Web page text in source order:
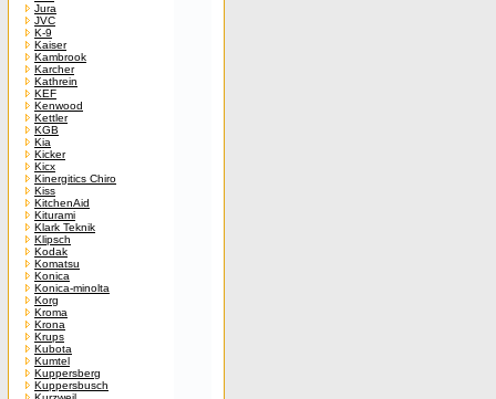
Jura
JVC
K-9
Kaiser
Kambrook
Karcher
Kathrein
KEF
Kenwood
Kettler
KGB
Kia
Kicker
Kicx
Kinergitics Chiro
Kiss
KitchenAid
Kiturami
Klark Teknik
Klipsch
Kodak
Komatsu
Konica
Konica-minolta
Korg
Kroma
Krona
Krups
Kubota
Kumtel
Kuppersberg
Kuppersbusch